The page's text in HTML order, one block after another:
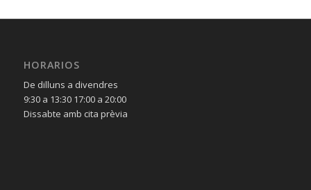
HORARIOS
De dilluns a divendres
9:30 a 13:30 17:00 a 20:00
Dissabte amb cita prèvia